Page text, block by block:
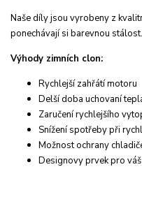
Naše díly jsou vyrobeny z
ponechávají si barevnou stálost.
Výhody zimních clon:
Rychlejší zahřátí motoru
Delší doba uchovaní
Zaručení rychlejšího
Snížení spotřeby při
Možnost ochrany
Designovy prvek pro